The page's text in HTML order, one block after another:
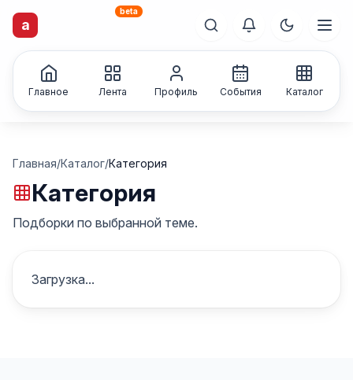
a
beta
Главное Лента Профиль События Каталог
Главная/Каталог/Категория
Категория
Подборки по выбранной теме.
Загрузка...